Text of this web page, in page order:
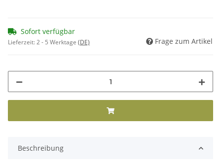
Sofort verfügbar
Lieferzeit:2 - 5 Werktage (DE) Frage zum Artikel
Beschreibung